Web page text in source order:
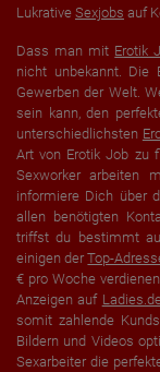
Lukrative Sexjobs auf
Dass man mit Erotik
nicht unbekannt. Die
Gewerben der Welt.
sein kann, den
unterschiedlichsten
Art von Erotik Job zu
Sexworker arbeiten
informiere Dich über
allen benötigten
triffst du bestimmt
einigen derTop-
€ pro Woche
Anzeigen auf
somit zahlende
Bildern und Videos
Sexarbeiter die